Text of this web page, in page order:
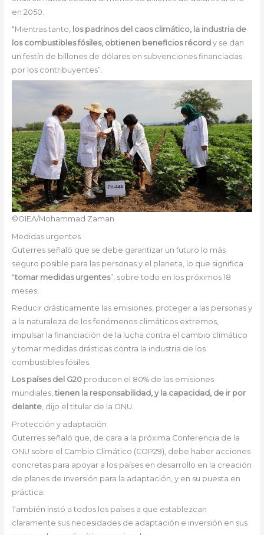
en 2050.
“Mientras tanto,
los padrinos del caos climático, la industria de
los combustibles fósiles, obtienen beneficios récord y se dan
un festín de billones de dólares en subvenciones financiadas
por los contribuyentes”.
©OIEA/Mohammad Zaman
Medidas urgentes
Guterres señaló que se debe garantizar un futuro lo más
seguro posible para las personas y el planeta, lo que significa
“tomar medidas urgentes”, sobre todo en los próximos 18
meses:
Reducir drásticamente las emisiones, proteger a las personas y
a la naturaleza de los fenómenos climáticos extremos,
impulsar la financiación de la lucha contra el cambio climático
y tomar medidas drásticas contra la industria de los
combustibles fósiles.
Los países del G20producen el 80% de las emisiones
mundiales, tienen la responsabilidad, y la capacidad, de ir por
delante, dijo el titular de la ONU.
Protección y adaptación
Guterres señaló que, de cara a la próxima Conferencia de la
ONU sobre el Cambio Climático (COP29), debe haber acciones
concretas para apoyar a los países en desarrollo en la creación
de planes de inversión para la adaptación, y en su puesta en
práctica.
También instó a todos los países a que establezcan
claramente sus necesidades de adaptación e inversión en sus